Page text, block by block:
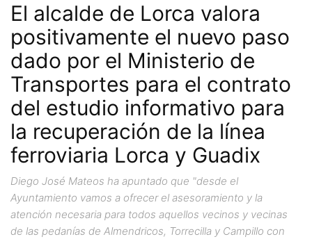
El alcalde de Lorca valora
positivamente el nuevo paso
dado por el Ministerio de
Transportes para el contrato
del estudio informativo para
la recuperación de la línea
ferroviaria Lorca y Guadix
Diego José Mateos ha apuntado que "desde el
Ayuntamiento vamos a ofrecer el asesoramiento y la
atención necesaria para todos aquellos vecinos y vecinas
de las pedanías de Almendricos, Torrecilla y Campillo con